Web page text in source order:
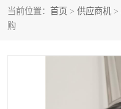
当前位置： 首页 > 供应商机 >
购
机械式油表